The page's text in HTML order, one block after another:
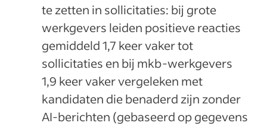
te zetten in sollicitaties: bij grote
werkgevers leiden positieve reacties
gemiddeld 1,7 keer vaker tot
sollicitaties en bij mkb-werkgevers
1,9 keer vaker vergeleken met
kandidaten die benaderd zijn zonder
AI-berichten (gebaseerd op gegevens